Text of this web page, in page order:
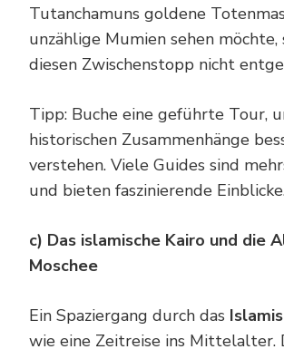
Tutanchamuns goldene
unzählige Mumien sehen
diesen Zwischenstopp nicht
Tipp: Buche eine geführte Tour,
historischen Zusammenhänge
verstehen. Viele Guides sind
und bieten faszinierende
c) Das islamische Kairo und die
Moschee
Ein Spaziergang durch das
wie eine Zeitreise ins Mittelalter.